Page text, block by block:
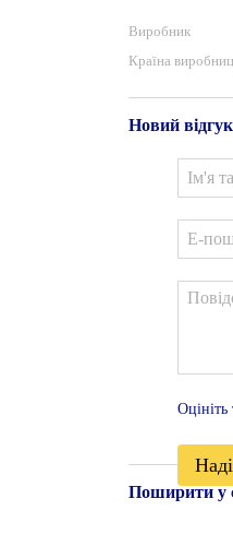
Виробник
Країна
Новий
Оцініть
Поширити у